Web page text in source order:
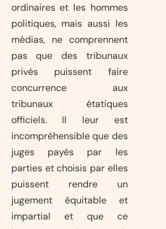
ordinaires et les hommes
politiques, mais aussi les
médias, ne comprennent
pas que des tribunaux
privés puissent faire
concurrence aux
tribunaux étatiques
officiels. Il leur est
incompréhensible que des
juges payés par les
parties et choisis par elles
puissent rendre un
jugement équitable et
impartial et que ce